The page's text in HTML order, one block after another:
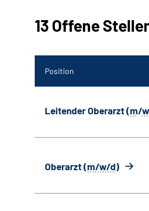
13 Offene
Position
Leitender Oberarzt (m/w
Oberarzt (m/w/d)